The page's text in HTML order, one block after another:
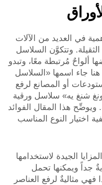
في العديد من الآلات
وتتكوَّن السلاسل
ألواحٌ مُرتبطة معًا، وتبدو
هنا جاء اسمها «السلاسل
أو المصانع لرفع
شنغ يه» سلاسل ورقية
ويوضِّح هذا المقال الفوائد
اختيار النوع المناسب
الجيدة لاستخدامها
جداً ويمكنها تحمل
فهي مثاليةٌ لرفع العناصر